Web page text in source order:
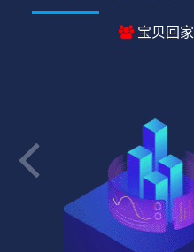
宝贝回家